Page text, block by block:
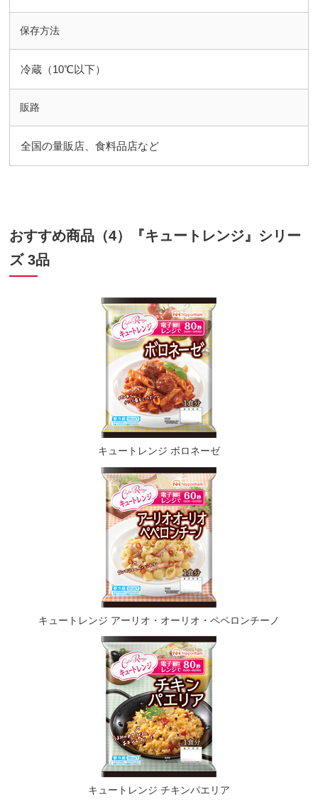
保存方法
冷蔵（10℃以下）
販路
全国の量販店、食料品店など
おすすめ商品（4）『キュートレンジ』シリー
ズ 3品
キュートレンジ ボロネーゼ
キュートレンジ アーリオ・オーリオ・ペペロンチーノ
キュートレンジ チキンパエリア